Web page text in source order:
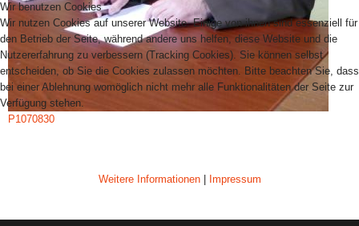
P1070830
Wir benutzen Cookies
Wir nutzen Cookies auf unserer Website. Einige von ihnen sind essenziell für
den Betrieb der Seite, während andere uns helfen, diese Website und die
Nutzererfahrung zu verbessern (Tracking Cookies). Sie können selbst
entscheiden, ob Sie die Cookies zulassen möchten. Bitte beachten Sie, dass
bei einer Ablehnung womöglich nicht mehr alle Funktionalitäten der Seite zur
Verfügung stehen.
Weitere Informationen| Impressum